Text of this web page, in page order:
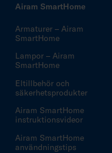
Airam SmartHome
Armaturer – Airam
SmartHome
Lampor – Airam
SmartHome
Eltillbehör och
säkerhetsprodukter
Airam SmartHome
instruktionsvideor
Airam SmartHome
användningstips